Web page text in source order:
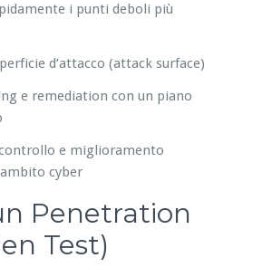
i punti deboli più
d’attacco (attack surface)
e remediation con un piano
e miglioramento
cyber
Penetration
Test)